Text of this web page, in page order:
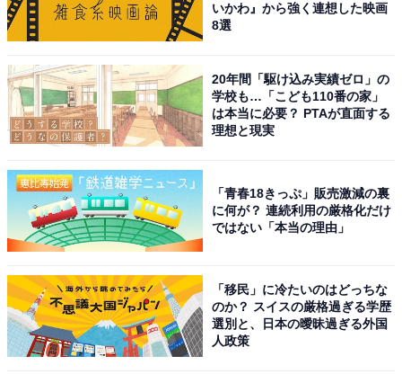
いかわ』から強く連想した映画
8選
20年間「駆け込み実績ゼロ」の
学校も…「こども110番の家」
は本当に必要？ PTAが直面する
理想と現実
「青春18きっぷ」販売激減の裏
に何が？ 連続利用の厳格化だけ
ではない「本当の理由」
「移民」に冷たいのはどっちな
のか？ スイスの厳格過ぎる学歴
選別と、日本の曖昧過ぎる外国
人政策